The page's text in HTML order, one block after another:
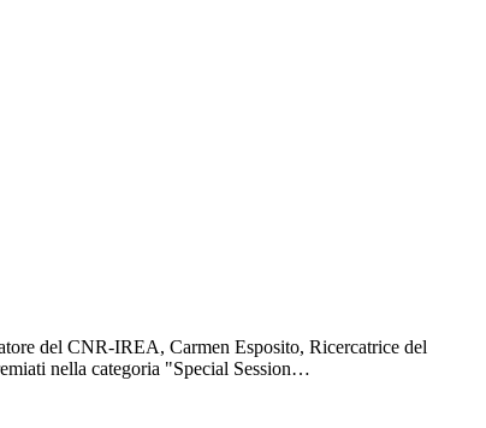
del CNR-IREA, Carmen Esposito, Ricercatrice del
nella categoria "Special Session…